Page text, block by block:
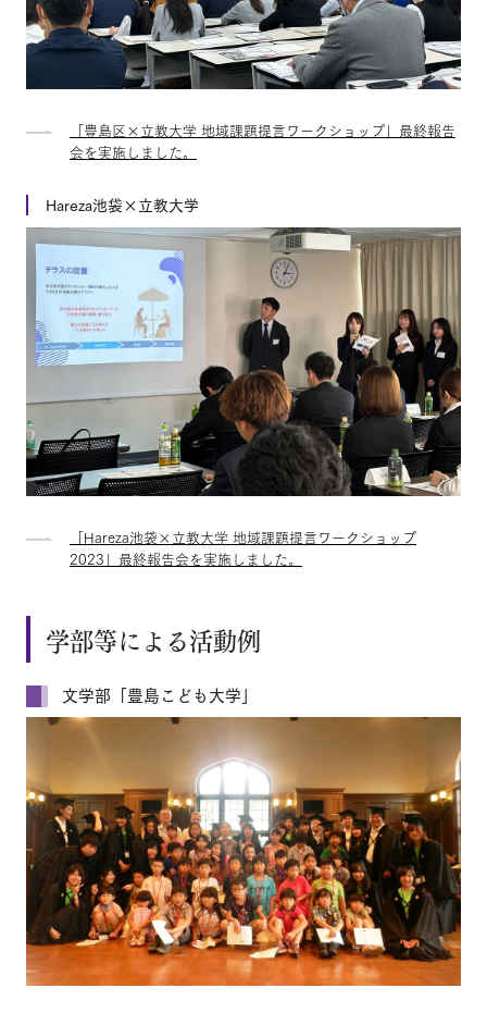
「豊島区×立教大学 地域課題提言ワークショップ」最終報告
会を実施しました。
Hareza池袋×立教大学
「Hareza池袋×立教大学 地域課題提言ワークショップ
2023」最終報告会を実施しました。
学部等による活動例
文学部「豊島こども大学」